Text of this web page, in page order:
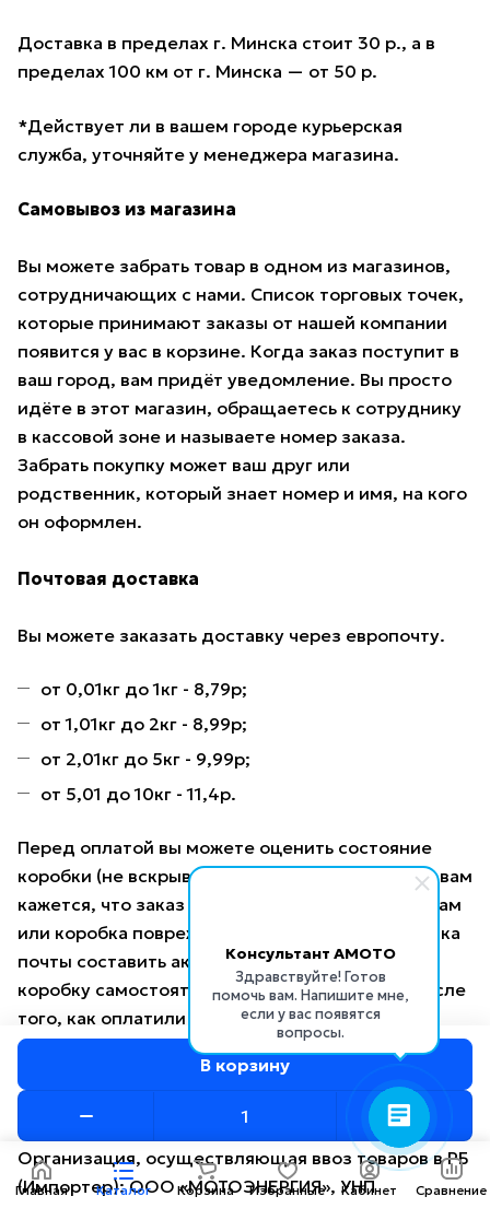
Консультант AMOTO
Здравствуйте! Готов
помочь вам. Напишите мне,
если у вас появятся
вопросы.
В корзину
Доставка в пределах г. Минска стоит 30 р., а в
пределах 100 км от г. Минска — от 50 р.
*Действует ли в вашем городе курьерская
служба, уточняйте у менеджера магазина.
Самовывоз из магазина
Вы можете забрать товар в одном из магазинов,
сотрудничающих с нами. Список торговых точек,
которые принимают заказы от нашей компании
появится у вас в корзине. Когда заказ поступит в
ваш город, вам придёт уведомление. Вы просто
идёте в этот магазин, обращаетесь к сотруднику
в кассовой зоне и называете номер заказа.
Забрать покупку может ваш друг или
родственник, который знает номер и имя, на кого
он оформлен.
Почтовая доставка
Вы можете заказать доставку через европочту.
от 0,01кг до 1кг - 8,79р;
от 1,01кг до 2кг - 8,99р;
от 2,01кг до 5кг - 9,99р;
от 5,01 до 10кг - 11,4р.
Перед оплатой вы можете оценить состояние
коробки (не вскрывая): вес, целостность. Если вам
кажется, что заказ не соответствует параметрам
или коробка повреждена, попросите сотрудника
почты составить акт о вскрытии. Вскрывать
коробку самостоятельно вы можете только после
того, как оплатили заказ.
Информация об импортере и сервисных
организациях
Организация, осуществляющая ввоз товаров в РБ
(Импортер): ООО «МОТОЭНЕРГИЯ», УНП
Главная Каталог Корзина Избранные Кабинет Сравнение